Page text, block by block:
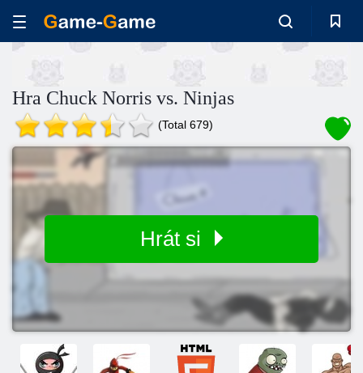
Hra Chuck Norris vs. Ninjas
(Total 679)
Hrát si